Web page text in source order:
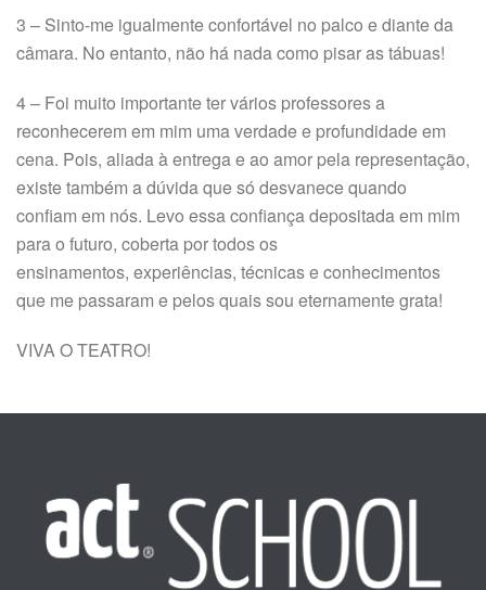
3 – Sinto-me igualmente confortável no palco e diante da
câmara. No entanto, não há nada como pisar as tábuas!
4 – Foi muito importante ter vários professores a
reconhecerem em mim uma verdade e profundidade em
cena. Pois, aliada à entrega e ao amor pela representação,
existe também a dúvida que só desvanece quando
confiam em nós. Levo essa confiança depositada em mim
para o futuro, coberta por todos os
ensinamentos, experiências, técnicas e conhecimentos
que me passaram e pelos quais sou eternamente grata!
VIVA O TEATRO!